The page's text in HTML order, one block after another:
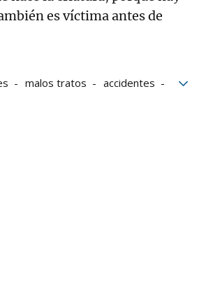
es víctima antes de
malos tratos
accidentes